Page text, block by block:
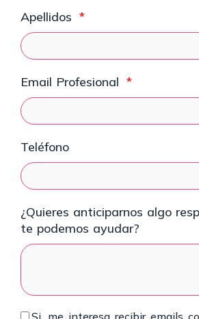
Apellidos
Email Profesional
Teléfono
¿Quieres anticiparnos algo
te podemos ayudar?
Si, me interesa recibir emails